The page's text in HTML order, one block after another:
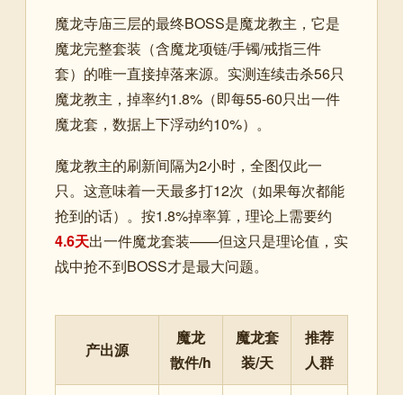
魔龙寺庙三层的最终BOSS是魔龙教主，它是
魔龙完整套装（含魔龙项链/手镯/戒指三件
套）的唯一直接掉落来源。实测连续击杀56只
魔龙教主，掉率约1.8%（即每55-60只出一件
魔龙套，数据上下浮动约10%）。
魔龙教主的刷新间隔为2小时，全图仅此一
只。这意味着一天最多打12次（如果每次都能
抢到的话）。按1.8%掉率算，理论上需要约
4.6天出一件魔龙套装——但这只是理论值，实
战中抢不到BOSS才是最大问题。
产出源
魔龙
散件/h
魔龙套
装/天
推荐
人群